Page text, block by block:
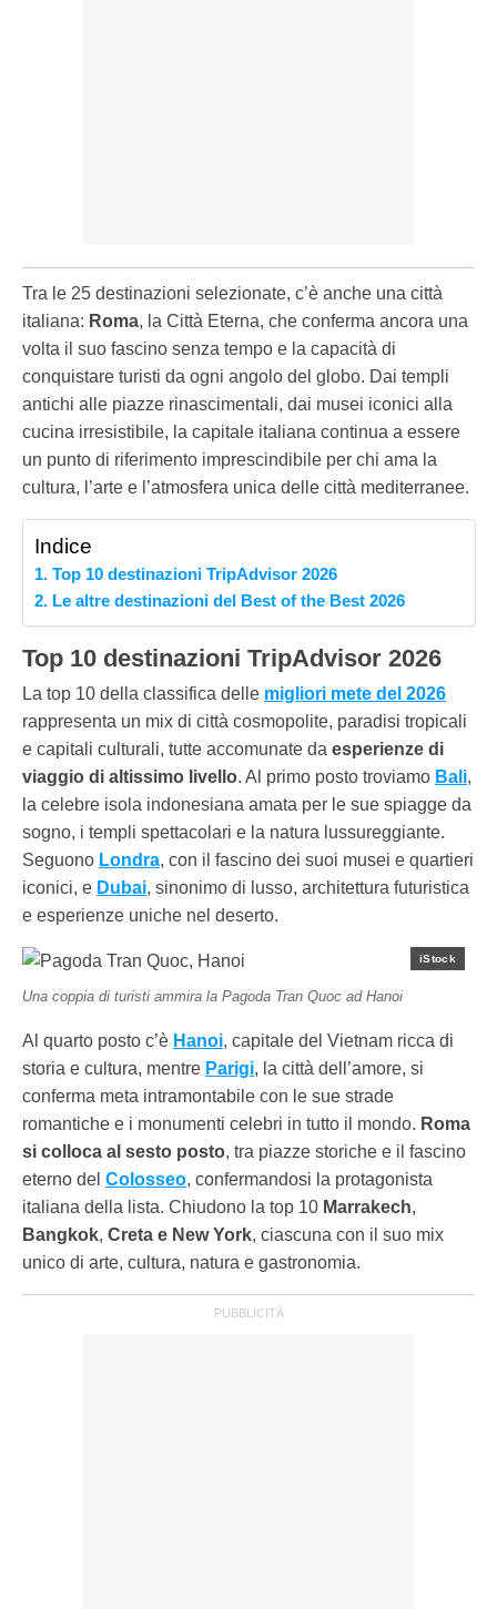
Tra le 25 destinazioni selezionate, c’è anche una città
italiana: Roma, la Città Eterna, che conferma ancora una
volta il suo fascino senza tempo e la capacità di
conquistare turisti da ogni angolo del globo. Dai templi
antichi alle piazze rinascimentali, dai musei iconici alla
cucina irresistibile, la capitale italiana continua a essere
un punto di riferimento imprescindibile per chi ama la
cultura, l’arte e l’atmosfera unica delle città mediterranee.
Indice
Top 10 destinazioni TripAdvisor 2026
Le altre destinazioni del Best of the Best 2026
Top 10 destinazioni TripAdvisor 2026
La top 10 della classifica delle migliori mete del 2026
rappresenta un mix di città cosmopolite, paradisi tropicali
e capitali culturali, tutte accomunate da esperienze di
viaggio di altissimo livello. Al primo posto troviamo Bali,
la celebre isola indonesiana amata per le sue spiagge da
sogno, i templi spettacolari e la natura lussureggiante.
Seguono Londra, con il fascino dei suoi musei e quartieri
iconici, e Dubai, sinonimo di lusso, architettura futuristica
e esperienze uniche nel deserto.
iStock
Una coppia di turisti ammira la Pagoda Tran Quoc ad Hanoi
Al quarto posto c’è Hanoi, capitale del Vietnam ricca di
storia e cultura, mentre Parigi, la città dell’amore, si
conferma meta intramontabile con le sue strade
romantiche e i monumenti celebri in tutto il mondo. Roma
si colloca al sesto posto, tra piazze storiche e il fascino
eterno del Colosseo, confermandosi la protagonista
italiana della lista. Chiudono la top 10 Marrakech,
Bangkok, Creta e New York, ciascuna con il suo mix
unico di arte, cultura, natura e gastronomia.